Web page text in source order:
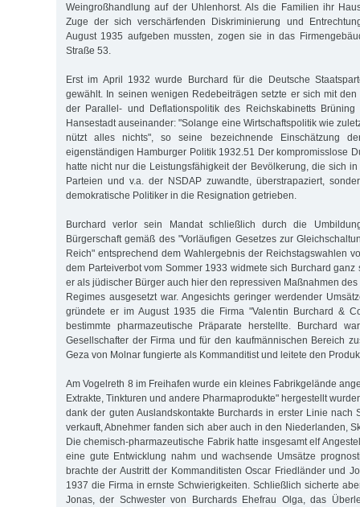
Weingroßhandlung auf der Uhlenhorst. Als die Familien ihr
Zuge der sich verschärfenden Diskriminierung und
August 1935 aufgeben mussten, zogen sie in das
Straße 53.
Erst im April 1932 wurde Burchard für die Deutsche
gewählt. In seinen wenigen Redebeiträgen setzte er sich mit
der Parallel- und Deflationspolitik des Reichskabinetts
Hansestadt auseinander: "Solange eine Wirtschaftspolitik wie
nützt alles nichts", so seine bezeichnende Einschätzung
eigenständigen Hamburger Politik 1932.51 Der kompromisslose
hatte nicht nur die Leistungsfähigkeit der Bevölkerung, die sich
Parteien und v.a. der NSDAP zuwandte, überstrapaziert,
demokratische Politiker in die Resignation getrieben.
Burchard verlor sein Mandat schließlich durch die
Bürgerschaft gemäß des "Vorläufigen Gesetzes zur
Reich" entsprechend dem Wahlergebnis der Reichstagswahlen
dem Parteiverbot vom Sommer 1933 widmete sich Burchard ganz
er als jüdischer Bürger auch hier den repressiven Maßnahmen
Regimes ausgesetzt war. Angesichts geringer werdender
gründete er im August 1935 die Firma "Valentin Burchard &
bestimmte pharmazeutische Präparate herstellte. Burchard
Gesellschafter der Firma und für den kaufmännischen Bereich
Geza von Molnar fungierte als Kommanditist und leitete den
Am Vogelreth 8 im Freihafen wurde ein kleines Fabrikgelände
Extrakte, Tinkturen und andere Pharmaprodukte" hergestellt
dank der guten Auslandskontakte Burchards in erster Linie nach
verkauft, Abnehmer fanden sich aber auch in den Niederlanden,
Die chemisch-pharmazeutische Fabrik hatte insgesamt elf
eine gute Entwicklung nahm und wachsende Umsätze
brachte der Austritt der Kommanditisten Oscar Friedländer und
1937 die Firma in ernste Schwierigkeiten. Schließlich sicherte
Jonas, der Schwester von Burchards Ehefrau Olga, das